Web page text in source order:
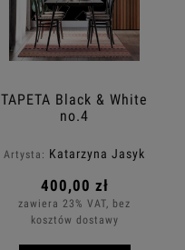
TAPETA Black & White
no.4
Artysta: Katarzyna Jasyk
400,00 zł
zawiera 23% VAT, bez
kosztów dostawy